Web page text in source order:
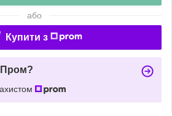
або
Купити з
Пром?